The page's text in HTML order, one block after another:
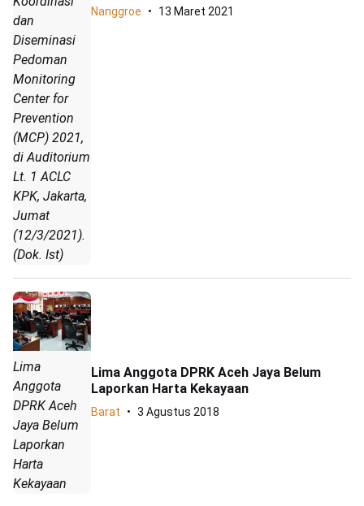
dan
Diseminasi
Pedoman
Monitoring
Center for
Prevention
(MCP) 2021,
di Auditorium
Lt. 1 ACLC
KPK, Jakarta,
Jumat
(12/3/2021).
(Dok. Ist)
Nanggroe 13 Maret 2021
Lima
Anggota
DPRK Aceh
Jaya Belum
Laporkan
Harta
Kekayaan
Lima Anggota DPRK Aceh Jaya Belum
Laporkan Harta Kekayaan
Barat 3 Agustus 2018